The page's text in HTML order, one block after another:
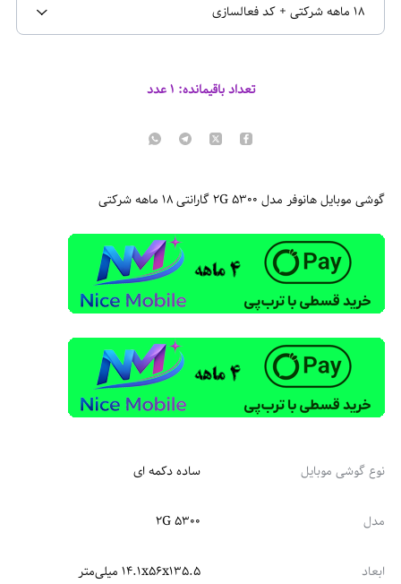
18 ماهه شرکتی + کد فعالسازی
تعداد باقیمانده: ۱عدد
گوشی موبایل هانوفر مدل 5300 2G گارانتی 18 ماهه شرکتی
نوع گوشی موبایل ساده دکمه ای
مدل ۵۳۰۰ ۲G
ابعاد ۱۴.۱x۵۶x۱۳۵.۵ میلی‌متر